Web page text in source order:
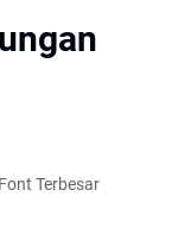
Font Terbesar